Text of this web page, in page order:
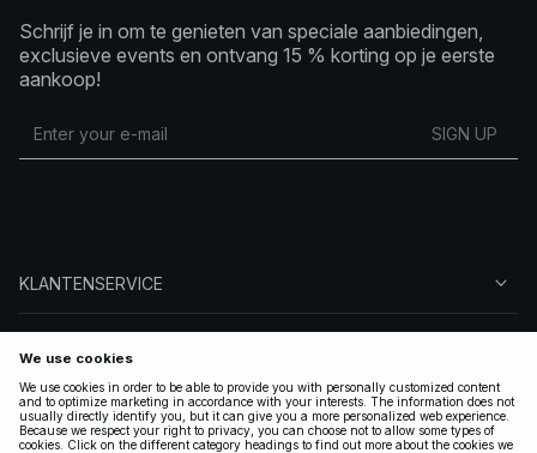
Schrijf je in om te genieten van speciale aanbiedingen,
exclusieve events en ontvang 15 % korting op je eerste
aankoop!
SIGN UP
KLANTENSERVICE
VOLG ONS